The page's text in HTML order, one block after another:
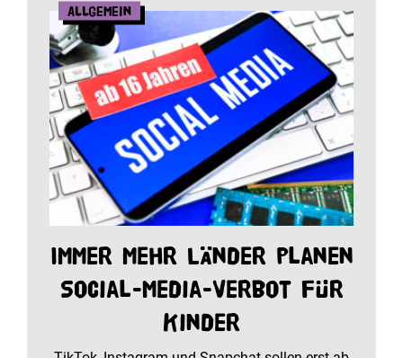
Allgemein
Immer mehr Länder planen
Social-Media-Verbot für
Kinder